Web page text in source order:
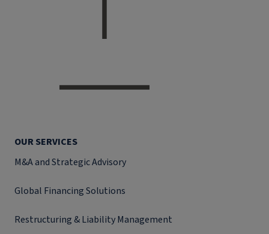
OUR SERVICES
M&A and Strategic Advisory
Global Financing Solutions
Restructuring & Liability Management